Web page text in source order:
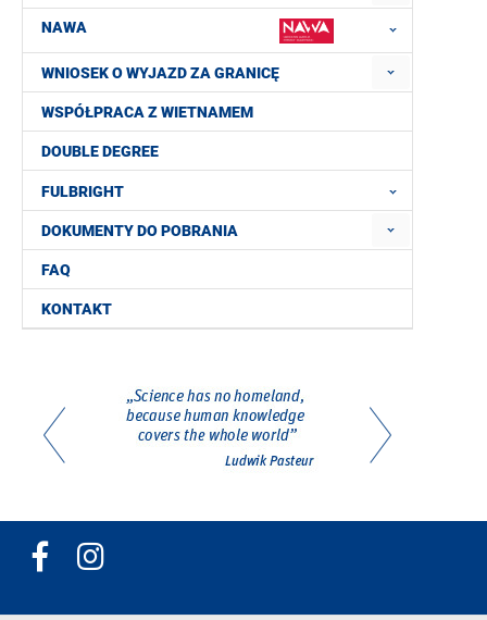
NAWA
WNIOSEK O WYJAZD ZA GRANICĘ
WSPÓŁPRACA Z WIETNAMEM
DOUBLE DEGREE
FULBRIGHT
DOKUMENTY DO POBRANIA
FAQ
KONTAKT